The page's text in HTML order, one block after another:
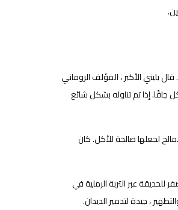
بليني الأكبر ، المؤلف الروماني
إذا تم تناوله بشكل شائع
لجعلها صالحة للأكل. كان
عبر التربة الرملية في
، جيدة لتدمير الديدان.